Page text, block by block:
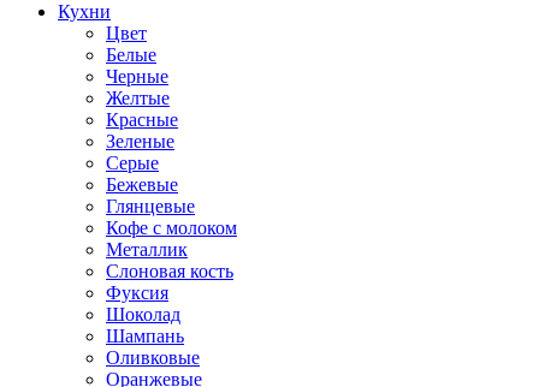
Кухни
Цвет
Белые
Черные
Желтые
Красные
Зеленые
Серые
Бежевые
Глянцевые
Кофе с молоком
Металлик
Слоновая кость
Фуксия
Шоколад
Шампань
Оливковые
Оранжевые